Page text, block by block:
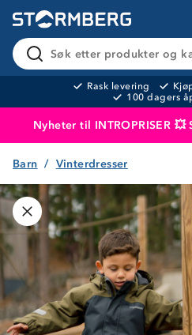
Søk etter produkter og
Rask levering
100 dagers
Nyheter til INTROPRISER
Produktet er lagt i
Barn Vinterdresser